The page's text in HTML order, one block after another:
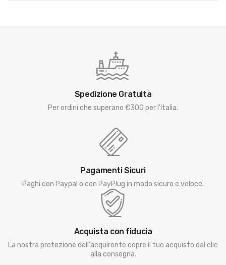
Spedizione Gratuita
Per ordini che superano €300 per l'Italia.
Pagamenti Sicuri
Paghi con Paypal o con PayPlug in modo sicuro e veloce.
Acquista con fiducia
La nostra protezione dell'acquirente copre il tuo acquisto dal clic
alla consegna.